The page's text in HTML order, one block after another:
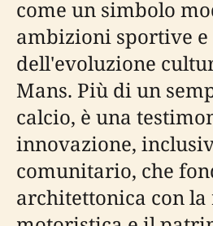
come un simbolo
ambizioni sportive e
dell'evoluzione
Mans. Più di un
calcio, è una
innovazione,
comunitario, che
architettonica con